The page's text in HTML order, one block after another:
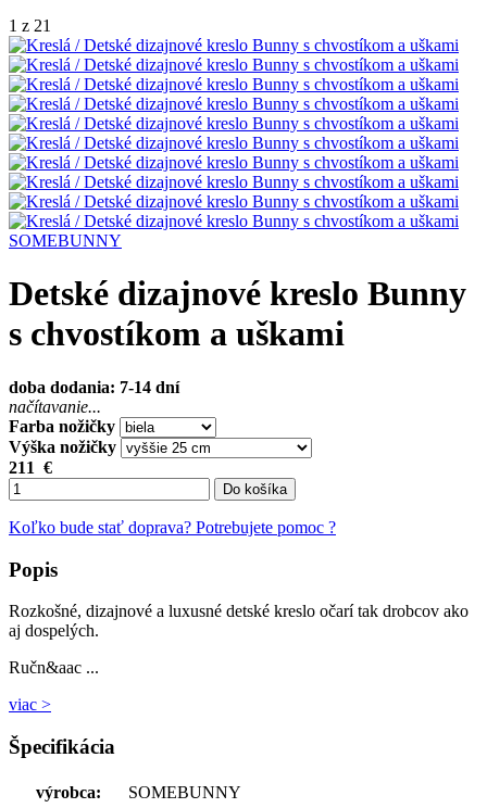
1 z 21
SOMEBUNNY
Detské dizajnové kreslo Bunny
s chvostíkom a uškami
doba dodania: 7-14 dní
načítavanie...
Farba nožičky
Výška nožičky
211 €
Do košíka
Koľko bude stať doprava? Potrebujete pomoc ?
Popis
Rozkošné, dizajnové a luxusné detské kreslo očarí tak drobcov ako
aj dospelých.
Ručn&aac ...
viac >
Špecifikácia
výrobca:
SOMEBUNNY